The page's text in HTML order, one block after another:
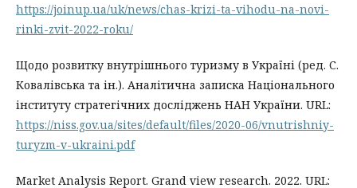
https://joinup.ua/uk/news/chas-krizi-ta-vihodu-na-novi-
rinki-zvit-2022-roku/
Щодо розвитку внутрішнього туризму в Україні (ред. С.
Ковалівська та ін.). Аналітична записка Національного
інституту стратегічних досліджень НАН України. URL:
https://niss.gov.ua/sites/default/files/2020-06/vnutrishniy-
turyzm-v-ukraini.pdf
Market Analysis Report. Grand view research. 2022. URL: